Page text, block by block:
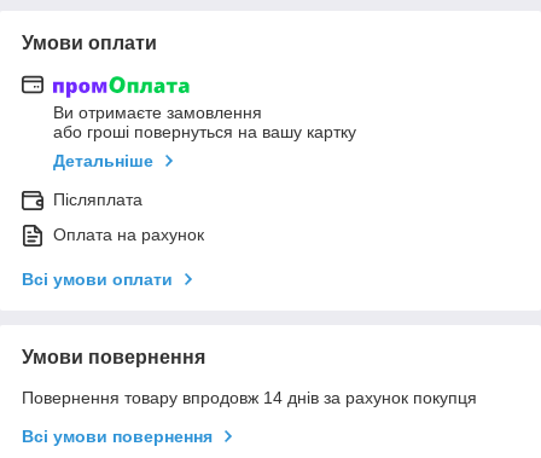
Умови оплати
Ви отримаєте замовлення
або гроші повернуться на вашу картку
Детальніше
Післяплата
Оплата на рахунок
Всі умови оплати
Умови повернення
Повернення товару впродовж 14 днів за рахунок покупця
Всі умови повернення